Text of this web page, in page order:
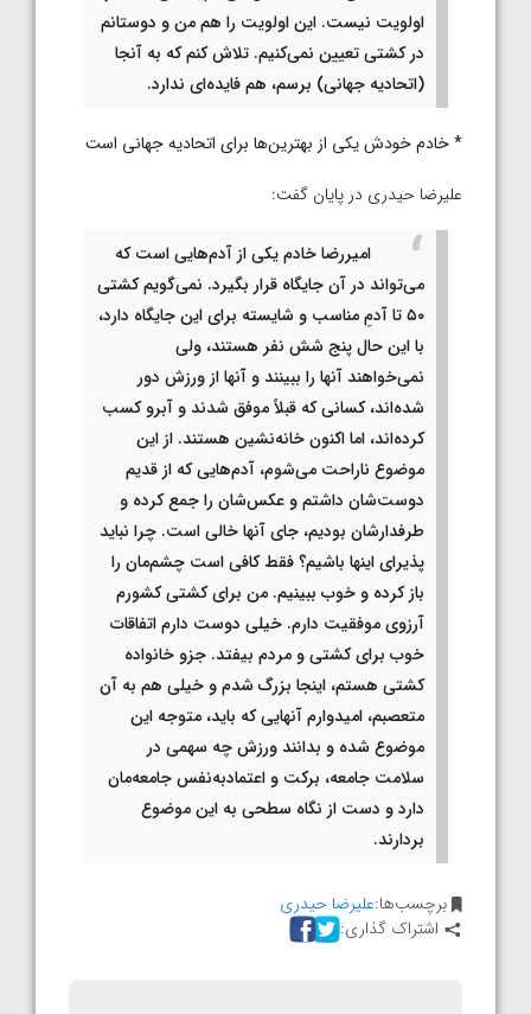
اولویت نیست. این اولویت را هم من و دوستانم
در کشتی تعیین نمی‌کنیم. تلاش کنم که به آنجا
(اتحادیه جهانی) برسم، هم فایده‌ای ندارد.
* خادم خودش یکی از بهترین‌ها برای اتحادیه جهانی است
علیرضا حیدری در پایان گفت:
امیررضا خادم یکی از آدم‌هایی است که
می‌تواند در آن جایگاه قرار بگیرد. نمی‌گویم کشتی
۵۰ تا آدمِ مناسب و شایسته برای این جایگاه دارد،
با این حال پنج شش نفر هستند، ولی
نمی‌خواهند آنها را ببینند و آنها از ورزش دور
شده‌اند، کسانی که قبلاً موفق شدند و آبرو کسب
کرده‌اند، اما اکنون خانه‌نشین هستند. از این
موضوع ناراحت می‌شوم، آدم‌هایی که از قدیم
دوست‌شان داشتم و عکس‌شان را جمع کرده و
طرفدارشان بودیم، جای آنها خالی است. چرا نباید
پذیرای اینها باشیم؟ فقط کافی است چشم‌مان را
باز کرده و خوب ببینیم. من برای کشتی کشورم
آرزوی موفقیت دارم. خیلی دوست دارم اتفاقات
خوب برای کشتی و مردم بیفتد. جزو خانواده
کشتی هستم، اینجا بزرگ شدم و خیلی هم به آن
متعصبم، امیدوارم آنهایی که باید، متوجه این
موضوع شده و بدانند ورزش چه سهمی در
سلامت جامعه، برکت و اعتمادبه‌نفس جامعه‌مان
دارد و دست از نگاه سطحی به این موضوع
بردارند.
برچسب‌ها:علیرضا حیدری
اشتراک گذاری: